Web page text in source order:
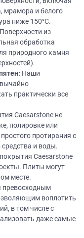
мрамора и белого
ниже 150°C.
Поверхности из
обработка
природного камня
Наши
практически все
Caesarstone не
полировке или
протирания с
и воды.
Caesarstone
Плиты могут
месте.
превосходным
воплотить
в том числе с
даже самые